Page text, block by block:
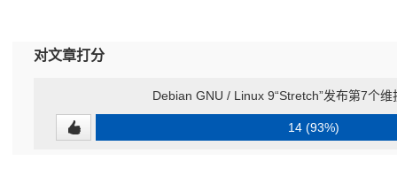
对文章打分
Debian GNU / Linux 9“Stretch”发布第7个
14 (93%)